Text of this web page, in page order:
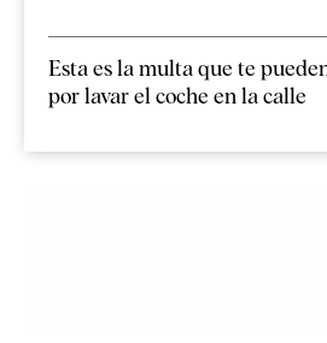
Esta es la multa que te
por lavar el coche en la calle